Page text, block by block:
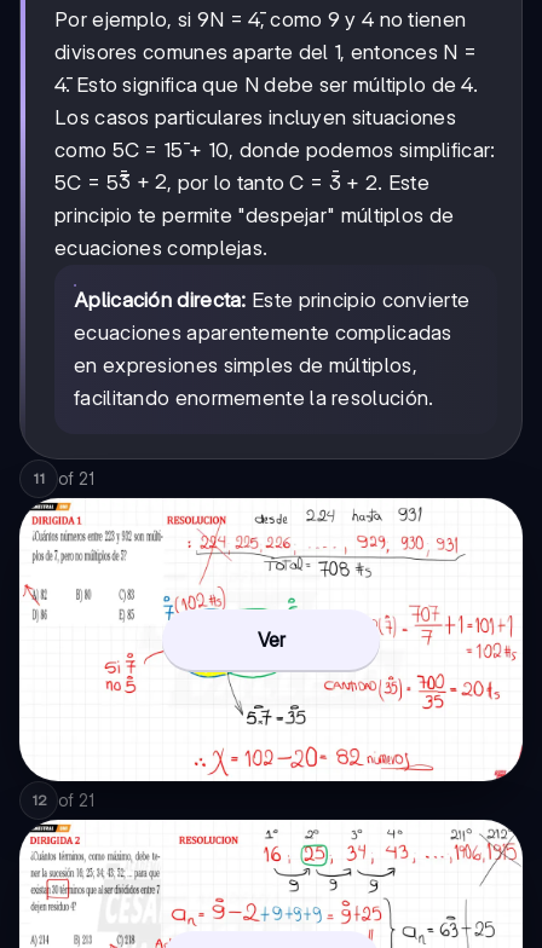
Por ejemplo, si 9N = 4̄, como 9 y 4 no tienen
divisores comunes aparte del 1, entonces N =
4̄. Esto significa que N debe ser múltiplo de 4.
Los casos particulares incluyen situaciones
como 5C = 15̄ + 10, donde podemos simplificar:
5C = 5̄3̄
+
2
3
ˉ + 2, por lo tanto C = 3̄ + 2. Este
principio te permite "despejar" múltiplos de
ecuaciones complejas.
Aplicación directa: Este principio convierte
ecuaciones aparentemente complicadas
en expresiones simples de múltiplos,
facilitando enormemente la resolución.
11 of 21
Ver
12 of 21